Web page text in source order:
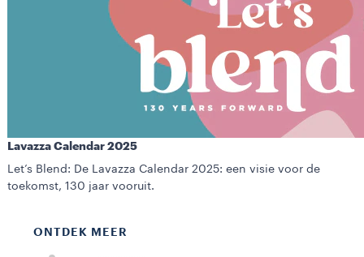
Lavazza Calendar 2025
Let’s Blend: De Lavazza Calendar 2025: een visie voor de
toekomst, 130 jaar vooruit.
ONTDEK MEER